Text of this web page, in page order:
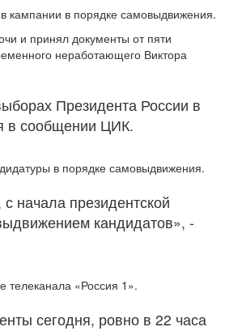
кампании в порядке самовыдвижения.
и принял документы от пяти
неработающего Виктора
Президента России в
в сообщении ЦИК.
в порядке самовыдвижения.
начала президентской
кандидатов», -
телеканала «Россия 1».
сегодня, ровно в 22 часа